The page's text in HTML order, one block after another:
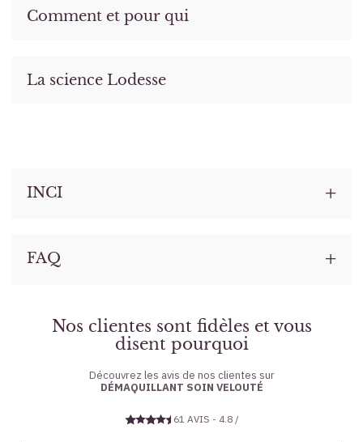
Comment et pour qui
La science Lodesse
INCI
FAQ
Nos clientes sont fidèles et vous
disent pourquoi
Découvrez les avis de nos clientes sur
DÉMAQUILLANT SOIN VELOUTÉ
61 AVIS - 4.8 / 5